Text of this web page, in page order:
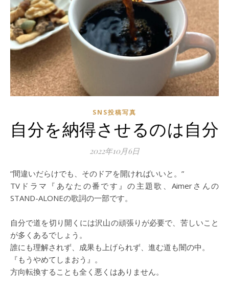
SNS投稿写真
自分を納得させるのは自分
2022年10月6日
”間違いだらけでも、そのドアを開ければいいと。”
TVドラマ『あなたの番です』の主題歌、Aimerさんの
STAND-ALONEの歌詞の一部です。
自分で道を切り開くには沢山の頑張りが必要で、苦しいこと
が多くあるでしょう。
誰にも理解されず、成果も上げられず、進む道も闇の中。
『もうやめてしまおう』。
方向転換することも全く悪くはありません。